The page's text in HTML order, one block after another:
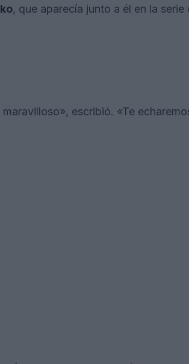
, que aparecía junto a él en la serie
escribió. «Te